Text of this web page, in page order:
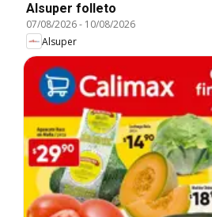
Alsuper folleto
07/08/2026- 10/08/2026
Alsuper